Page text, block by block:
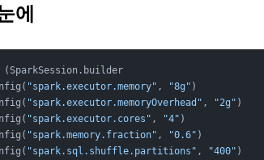
에
(SparkSession.builder
"spark.executor.memory" , "8g"
"spark.executor.memoryOverhead" , "2g"
"spark.executor.cores" , "4"
"spark.memory.fraction" , "0.6"
"spark.sql.shuffle.partitions" , "400"